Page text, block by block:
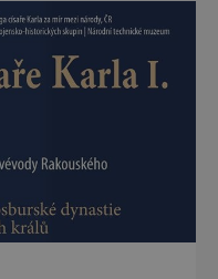
jsou tedy
Turistika